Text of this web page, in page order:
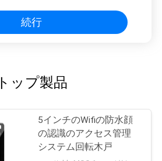
続行
トップ製品
5インチのWifiの防水顔
の認識のアクセス管理
システム回転木戸